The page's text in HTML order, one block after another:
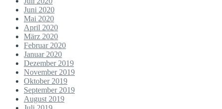
Juni 2020
Mai 2020
April 2020
März 2020
Februar 2020
Januar 2020
Dezember 2019
November 2019
Oktober 2019
September 2019
August 2019